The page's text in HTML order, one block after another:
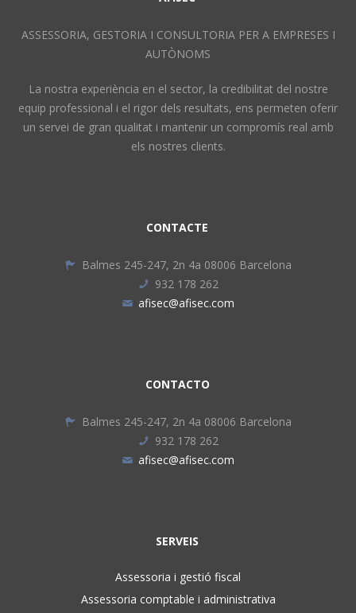
ASSESSORIA, GESTORIA I CONSULTORIA PER A EMPRESES I
AUTÒNOMS
La nostra experiència en el sector, la credibilitat del nostre
equip professional i el rigor dels resultats, ens permeten oferir
un servei de gran qualitat i mantenir un compromís real amb
els nostres clients.
CONTACTE
Balmes 245-247, 2n 4a 08006 Barcelona
932 178 262
afisec@afisec.com
CONTACTO
Balmes 245-247, 2n 4a 08006 Barcelona
932 178 262
afisec@afisec.com
SERVEIS
Assessoria i gestió fiscal
Assessoria comptable i administrativa